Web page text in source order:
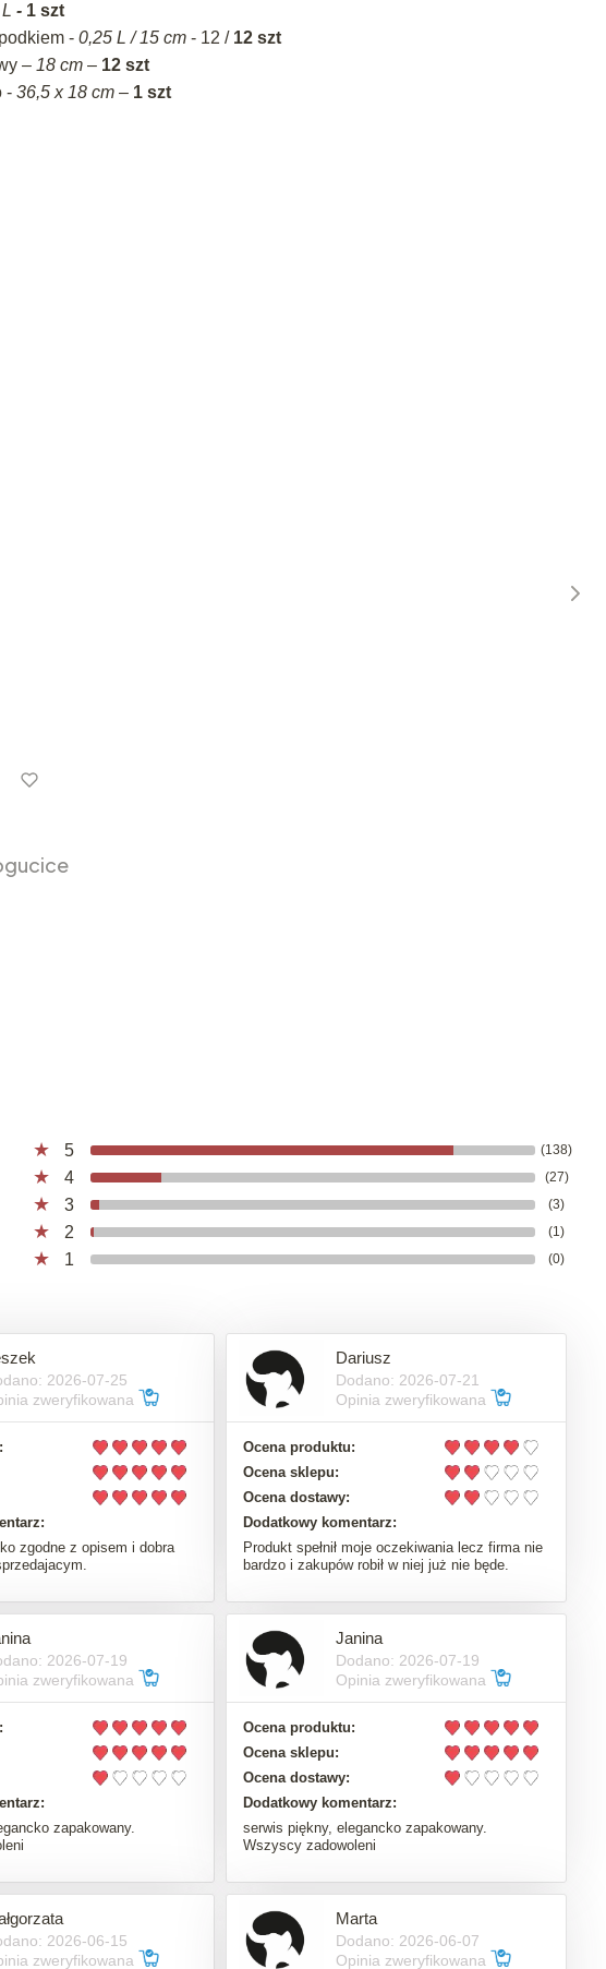
- 1 szt
- 0,25 L / 15 cm - 12 /12 szt
– 18 cm – 12 szt
- 36,5 x 18 cm – 1 szt
5 (138)
4 (27)
3 (3)
2 (1)
1 (0)
2026-07-25
zweryfikowana
zgodne z opisem i dobra
Dariusz
Dodano: 2026-07-21
Opinia zweryfikowana
Ocena produktu:
Ocena sklepu:
Ocena dostawy:
Dodatkowy komentarz:
Produkt spełnił moje oczekiwania lecz firma nie
bardzo i zakupów robił w niej już nie będe.
2026-07-19
zweryfikowana
zapakowany.
Janina
Dodano: 2026-07-19
Opinia zweryfikowana
Ocena produktu:
Ocena sklepu:
Ocena dostawy:
Dodatkowy komentarz:
serwis piękny, elegancko zapakowany.
Wszyscy zadowoleni
2026-06-15
zweryfikowana
Marta
Dodano: 2026-06-07
Opinia zweryfikowana